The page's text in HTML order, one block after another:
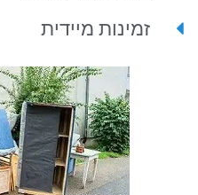
זמינות מיידית